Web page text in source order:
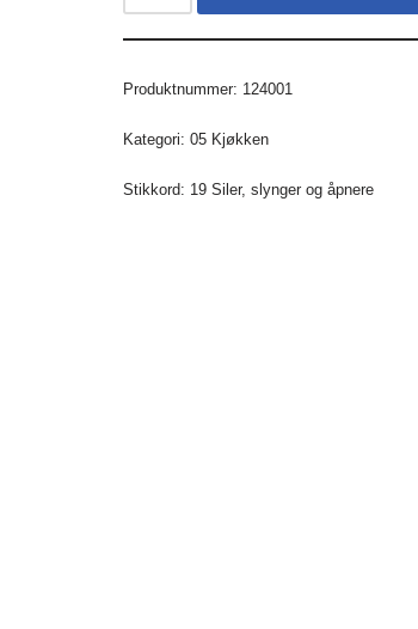
Produktnummer: 124001
Kategori:05 Kjøkken
Stikkord: 19 Siler,slynger og åpnere